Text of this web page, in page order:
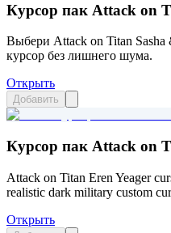
Курсор пак Attack on
Выбери Attack on Titan Sasha
курсор без лишнего шума.
Открыть
Добавить
Курсор пак Attack on
Attack on Titan Eren Yeager
realistic dark military custom
Открыть